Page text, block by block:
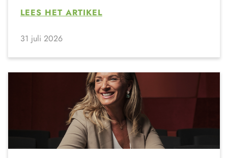
LEES HET ARTIKEL
31 juli 2026